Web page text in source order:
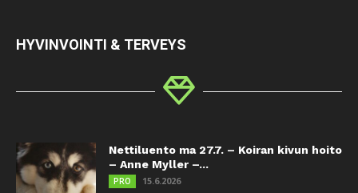
HYVINVOINTI & TERVEYS
Nettiluento ma 27.7. – Koiran kivun hoito
– Anne Myller –...
PRO 15.6.2026